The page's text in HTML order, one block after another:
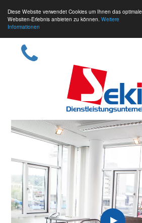
Diese Website verwendet Cookies um Ihnen das optimale
Websiten-Erlebnis anbieten zu können. Weitere
Informationen